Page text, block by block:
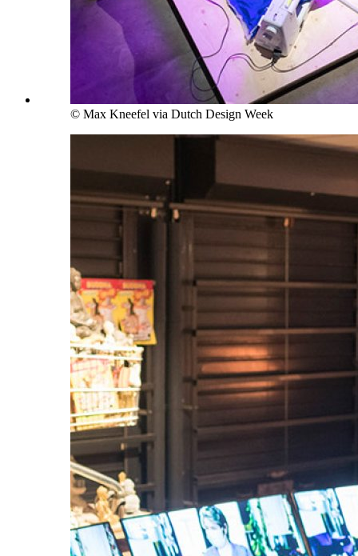
© Max Kneefel via Dutch Design Week